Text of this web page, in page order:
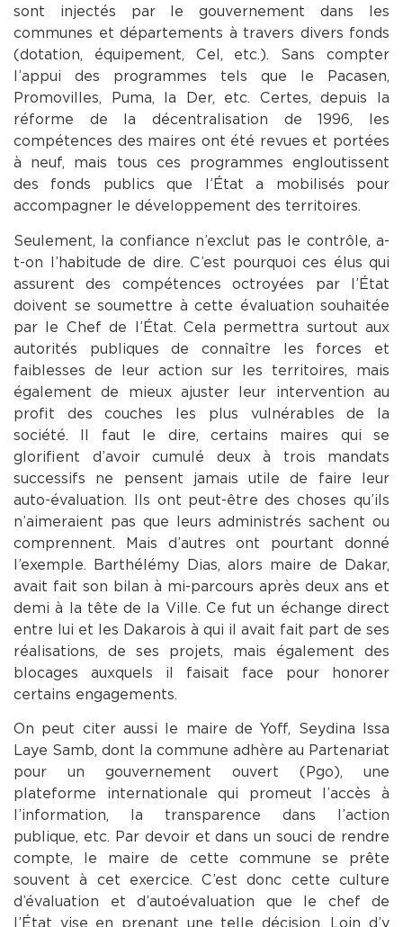
sont injectés par le gouvernement dans les
communes et départements à travers divers fonds
(dotation, équipement, Cel, etc.). Sans compter
l’appui des programmes tels que le Pacasen,
Promovilles, Puma, la Der, etc. Certes, depuis la
réforme de la décentralisation de 1996, les
compétences des maires ont été revues et portées
à neuf, mais tous ces programmes engloutissent
des fonds publics que l’État a mobilisés pour
accompagner le développement des territoires.
Seulement, la confiance n’exclut pas le contrôle, a-
t-on l’habitude de dire. C’est pourquoi ces élus qui
assurent des compétences octroyées par l’État
doivent se soumettre à cette évaluation souhaitée
par le Chef de l’État. Cela permettra surtout aux
autorités publiques de connaître les forces et
faiblesses de leur action sur les territoires, mais
également de mieux ajuster leur intervention au
profit des couches les plus vulnérables de la
société. Il faut le dire, certains maires qui se
glorifient d’avoir cumulé deux à trois mandats
successifs ne pensent jamais utile de faire leur
auto-évaluation. Ils ont peut-être des choses qu’ils
n’aimeraient pas que leurs administrés sachent ou
comprennent. Mais d’autres ont pourtant donné
l’exemple. Barthélémy Dias, alors maire de Dakar,
avait fait son bilan à mi-parcours après deux ans et
demi à la tête de la Ville. Ce fut un échange direct
entre lui et les Dakarois à qui il avait fait part de ses
réalisations, de ses projets, mais également des
blocages auxquels il faisait face pour honorer
certains engagements.
On peut citer aussi le maire de Yoff, Seydina Issa
Laye Samb, dont la commune adhère au Partenariat
pour un gouvernement ouvert (Pgo), une
plateforme internationale qui promeut l’accès à
l’information, la transparence dans l’action
publique, etc. Par devoir et dans un souci de rendre
compte, le maire de cette commune se prête
souvent à cet exercice. C’est donc cette culture
d’évaluation et d’autoévaluation que le chef de
l’État vise en prenant une telle décision. Loin d’y